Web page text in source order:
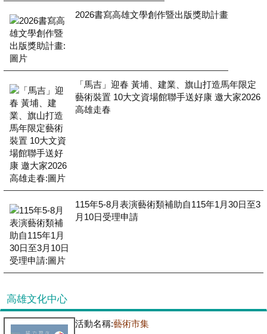
2026書寫高雄文學創作暨出版獎助計畫
「馬吉」迎春 黃埔、建業、旗山打造馬年限定
藝術裝置 10大文資場館聯手送好康 邀大家2026
高雄走春
115年5-8月表演藝術類補助自115年1月30日至3
月10日受理申請
高雄文化中心
活動名稱:藝術市集